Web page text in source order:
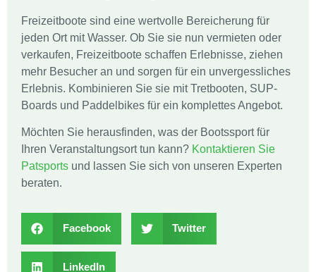
Freizeitboote sind eine wertvolle Bereicherung für
jeden Ort mit Wasser. Ob Sie sie nun vermieten oder
verkaufen, Freizeitboote schaffen Erlebnisse, ziehen
mehr Besucher an und sorgen für ein unvergessliches
Erlebnis. Kombinieren Sie sie mit Tretbooten, SUP-
Boards und Paddelbikes für ein komplettes Angebot.
Möchten Sie herausfinden, was der Bootssport für
Ihren Veranstaltungsort tun kann? Kontaktieren Sie
Patsports und lassen Sie sich von unseren Experten
beraten.
Facebook Twitter
LinkedIn